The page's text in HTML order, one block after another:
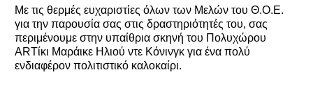
Με τις θερμές ευχαριστίες όλων των Μελών του Θ.Ο.Ε.
για την παρουσία σας στις δραστηριότητές του, σας
περιμένουμε στην υπαίθρια σκηνή του Πολυχώρου
ARTίκι Μαράικε Ηλιού ντε Κόνινγκ για ένα πολύ
ενδιαφέρον πολιτιστικό καλοκαίρι.